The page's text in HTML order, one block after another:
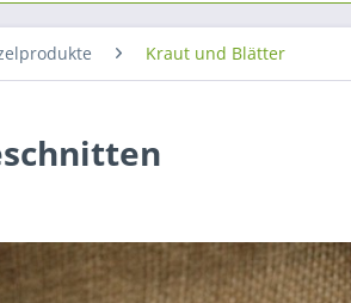
Kraut und Blätter